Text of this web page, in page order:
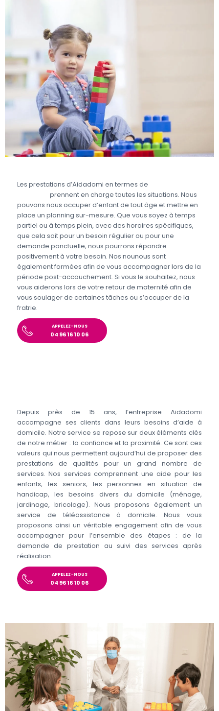
Les prestations d’Aidadomi en termes de
prennent en charge toutes les situations. Nous
pouvons nous occuper d’enfant de tout âge et mettre en
place un planning sur-mesure. Que vous soyez à temps
partiel ou à temps plein, avec des horaires spécifiques,
que cela soit pour un besoin régulier ou pour une
demande ponctuelle, nous pourrons répondre
positivement à votre besoin. Nos nounous sont
également formées afin de vous accompagner lors de la
période post-accouchement. Si vous le souhaitez, nous
vous aiderons lors de votre retour de maternité afin de
vous soulager de certaines tâches ou s’occuper de la
fratrie.
APPELEZ-NOUS
04 96 16 10 06
Depuis près de 15 ans, l’entreprise Aidadomi
accompagne ses clients dans leurs besoins d’aide à
domicile. Notre service se repose sur deux éléments clés
de notre métier : la confiance et la proximité. Ce sont ces
valeurs qui nous permettent aujourd’hui de proposer des
prestations de qualités pour un grand nombre de
services. Nos services comprennent une aide pour les
enfants, les seniors, les personnes en situation de
handicap, les besoins divers du domicile (ménage,
jardinage, bricolage). Nous proposons également un
service de téléassistance à domicile. Nous vous
proposons ainsi un véritable engagement afin de vous
accompagner pour l’ensemble des étapes : de la
demande de prestation au suivi des services après
réalisation.
APPELEZ-NOUS
04 96 16 10 06